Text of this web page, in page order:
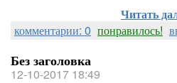
Читать
комментарии: 0 понравилось!
Без заголовка
12-10-2017 18:49